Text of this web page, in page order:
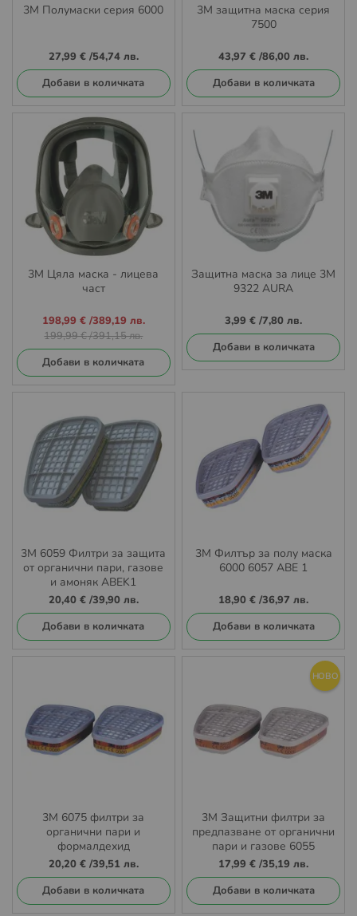
3М Полумаски серия 6000
27,99 €/54,74 лв.
Добави в количката
3М защитна маска серия
7500
43,97 € /86,00 лв.
Добави в количката
3M Цяла маска - лицева
част
Промо
цена
198,99 €/389,19 лв.
199,99 €/391,15 лв.
Добави в количката
Защитна маска за лице 3М
9322 AURA
3,99 € /7,80 лв.
Добави в количката
3M 6059 Филтри за защита
от органични пари, газове
и амоняк ABEK1
20,40 €/39,90 лв.
Добави в количката
3М Филтър за полу маска
6000 6057 ABE 1
18,90 € /36,97 лв.
Добави в количката
3M 6075 филтри за
органични пари и
формалдехид
20,20 €/39,51 лв.
Добави в количката
НОВО
3M Защитни филтри за
предпазване от органични
пари и газове 6055
17,99 € /35,19 лв.
Добави в количката